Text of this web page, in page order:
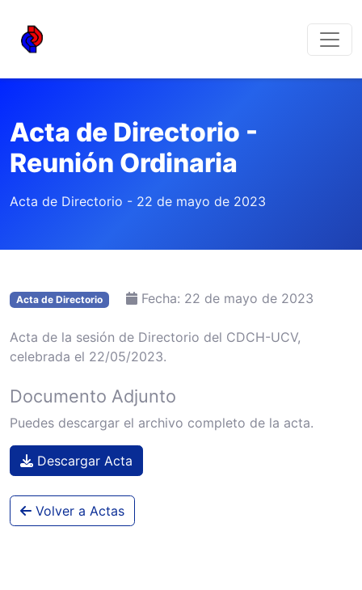
Acta de Directorio -
Reunión Ordinaria
Acta de Directorio - 22 de mayo de 2023
Acta de Directorio Fecha: 22 de mayo de 2023
Acta de la sesión de Directorio del CDCH-UCV,
celebrada el 22/05/2023.
Documento Adjunto
Puedes descargar el archivo completo de la acta.
Descargar Acta
Volver a Actas